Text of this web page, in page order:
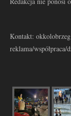
Kontakt:
reklama/